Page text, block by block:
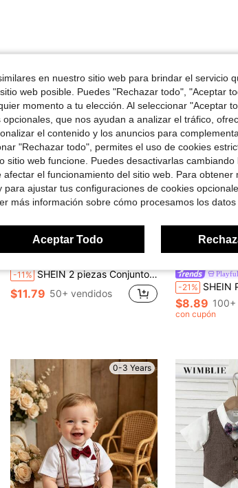
0-3 Years
Ahorro de $1.40
-11% SHEIN 2 piezas Conjunto de ropa de caballero para niño pequeño de verano con camisa de cuello lindo, pajarita y pantalones cortos con tirantes, adecuado para fiesta de cumpleaños, fiesta de noche, actuación, boda, baby shower, invitado de boda, pajecito
$11.79 50+ vendidos
-21% SHEIN Playful Pals Pelele de bebé niño con pajarita, de manga
$8.89
con cupón
0-3 Years
en nuestro sitio web para brindar el servicio
web posible. Puedes "Rechazar todo", "Aceptar
momento a tu elección. Al seleccionar "Aceptar
que nos ayudan a analizar el tráfico,
el contenido y los anuncios para
"Rechazar todo", permites el uso de cookies
sitio web funcione. Puedes desactivarlas cambiando
el funcionamiento del sitio web. Para obtener
ajustar tus configuraciones de cookies
más información sobre cómo procesamos los datos
Aceptar Todo